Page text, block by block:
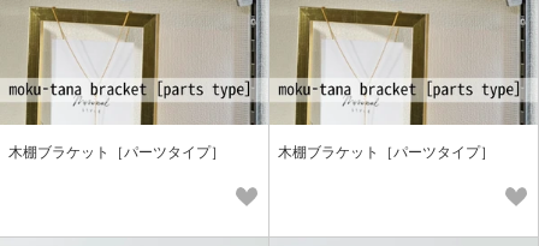
木棚ブラケット［パーツタイプ］ 木棚ブラケット［パーツタイプ］